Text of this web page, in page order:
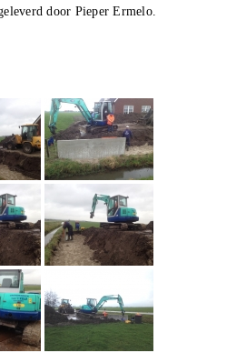
door Pieper Ermelo.